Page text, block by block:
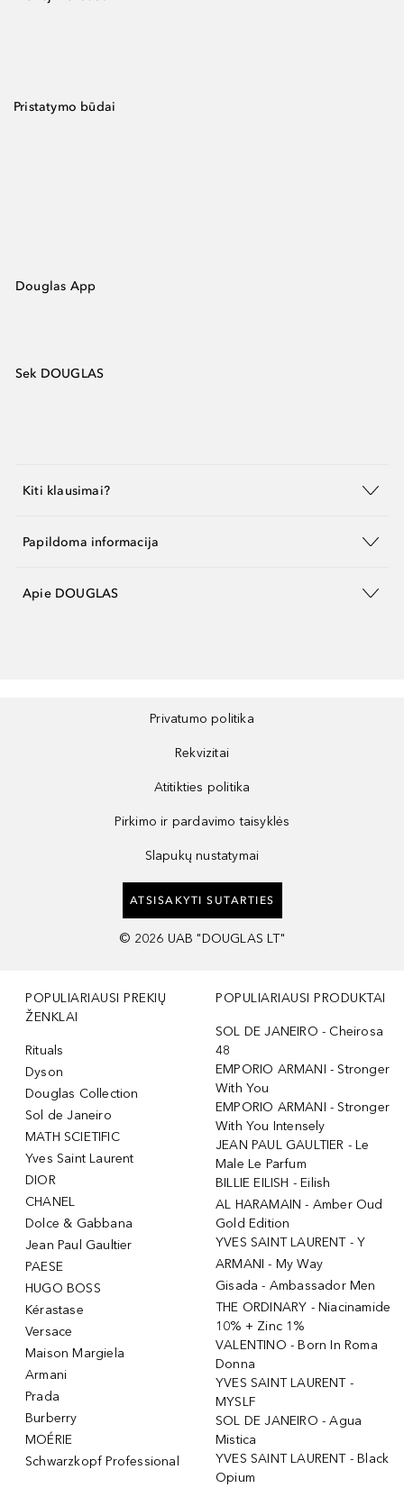
Pristatymo būdai
Douglas App
Sek DOUGLAS
Kiti klausimai?
Papildoma informacija
Apie DOUGLAS
Privatumo politika
Rekvizitai
Atitikties politika
Pirkimo ir pardavimo taisyklės
Slapukų nustatymai
ATSISAKYTI SUTARTIES
© 2026 UAB "DOUGLAS LT"
POPULIARIAUSI PREKIŲ
ŽENKLAI
Rituals
Dyson
Douglas Collection
Sol de Janeiro
MATH SCIETIFIC
Yves Saint Laurent
DIOR
CHANEL
Dolce & Gabbana
Jean Paul Gaultier
PAESE
HUGO BOSS
Kérastase
Versace
Maison Margiela
Armani
Prada
Burberry
MOÉRIE
Schwarzkopf Professional
POPULIARIAUSI PRODUKTAI
SOL DE JANEIRO - Cheirosa
48
EMPORIO ARMANI - Stronger
With You
EMPORIO ARMANI - Stronger
With You Intensely
JEAN PAUL GAULTIER - Le
Male Le Parfum
BILLIE EILISH - Eilish
AL HARAMAIN - Amber Oud
Gold Edition
YVES SAINT LAURENT - Y
ARMANI - My Way
Gisada - Ambassador Men
THE ORDINARY - Niacinamide
10% + Zinc 1%
VALENTINO - Born In Roma
Donna
YVES SAINT LAURENT -
MYSLF
SOL DE JANEIRO - Agua
Mistica
YVES SAINT LAURENT - Black
Opium